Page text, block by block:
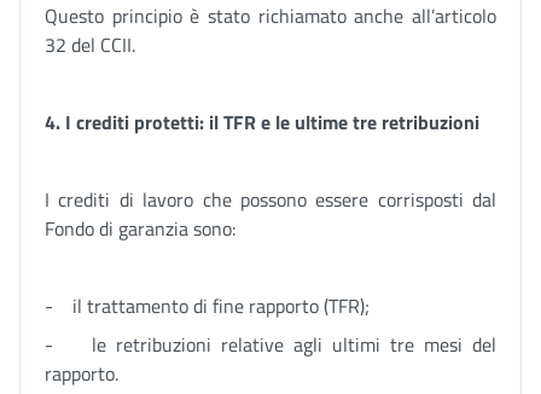
Questo principio è stato richiamato anche all’articolo
32 del CCII.
4. I crediti protetti: il TFR e le ultime tre retribuzioni
I crediti di lavoro che possono essere corrisposti dal
Fondo di garanzia sono:
- il trattamento di fine rapporto (TFR);
- le retribuzioni relative agli ultimi tre mesi del
rapporto.